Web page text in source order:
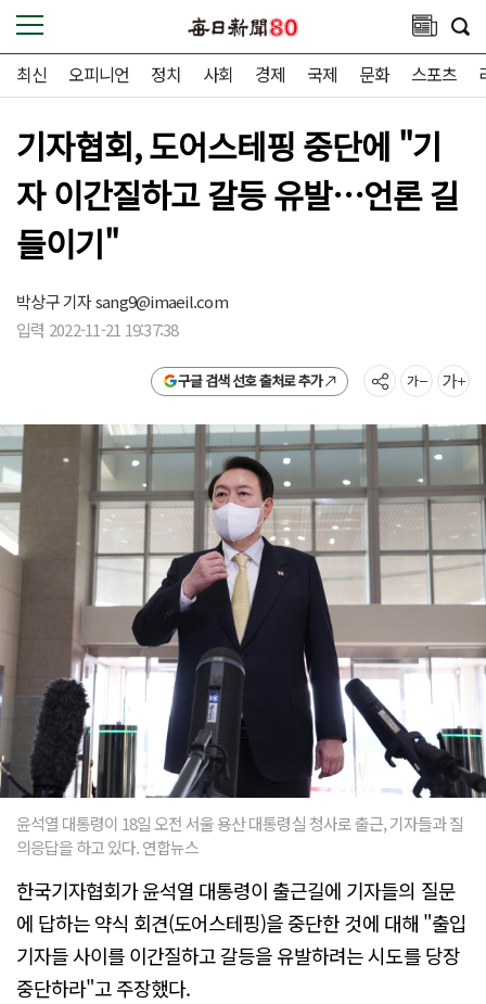
최신 오피니언 정치 사회 경제 국제 문화 스포츠
기자협회, 도어스테핑 중단에 "기
자 이간질하고 갈등 유발…언론 길
들이기"
박상구 기자sang9@imaeil.com
입력 2022-11-21 19:37:38
구글 검색 선호 출처로 추가
윤석열 대통령이 18일 오전 서울 용산 대통령실 청사로 출근, 기자들과 질
의응답을 하고 있다. 연합뉴스
한국기자협회가 윤석열 대통령이 출근길에 기자들의 질문
에 답하는 약식 회견(도어스테핑)을 중단한 것에 대해 "출입
기자들 사이를 이간질하고 갈등을 유발하려는 시도를 당장
중단하라"고 주장했다.